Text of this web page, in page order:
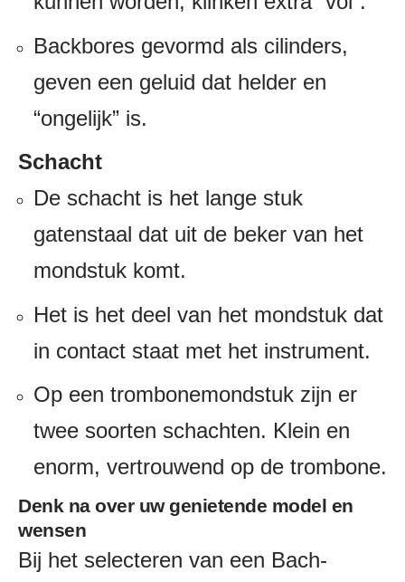
Backbores gevormd als cilinders,
geven een geluid dat helder en
“ongelijk” is.
Schacht
De schacht is het lange stuk
gatenstaal dat uit de beker van het
mondstuk komt.
Het is het deel van het mondstuk dat
in contact staat met het instrument.
Op een trombonemondstuk zijn er
twee soorten schachten. Klein en
enorm, vertrouwend op de trombone.
Denk na over uw genietende model en
wensen
Bij het selecteren van een Bach-